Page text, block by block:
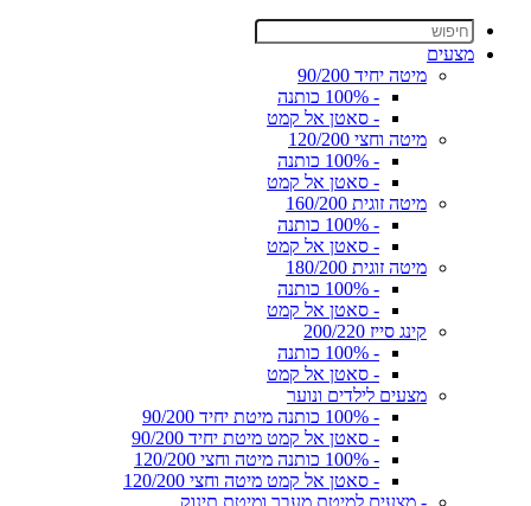
מצעים
מיטה יחיד 90/200
- 100% כותנה
- סאטן אל קמט
מיטה וחצי 120/200
- 100% כותנה
- סאטן אל קמט
מיטה זוגית 160/200
- 100% כותנה
- סאטן אל קמט
מיטה זוגית 180/200
- 100% כותנה
- סאטן אל קמט
קינג סייז 200/220
- 100% כותנה
- סאטן אל קמט
מצעים לילדים ונוער
- 100% כותנה מיטת יחיד 90/200
- סאטן אל קמט מיטת יחיד 90/200
- 100% כותנה מיטה וחצי 120/200
- סאטן אל קמט מיטה וחצי 120/200
- מצעים למיטת מעבר ומיטת תינוק